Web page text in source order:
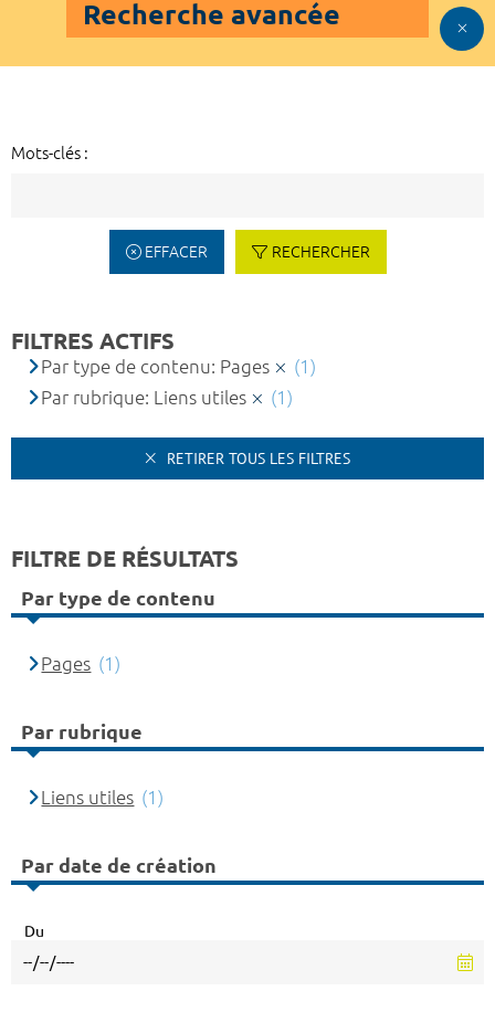
Recherche avancée
Mots-clés :
EFFACER RECHERCHER
FILTRES ACTIFS
Par type de contenu: Pages
(1)
Par rubrique: Liens utiles
(1)
RETIRER TOUS LES FILTRES
FILTRE DE RÉSULTATS
Par type de contenu
Pages (1)
Par rubrique
Liens utiles (1)
Par date de création
Du